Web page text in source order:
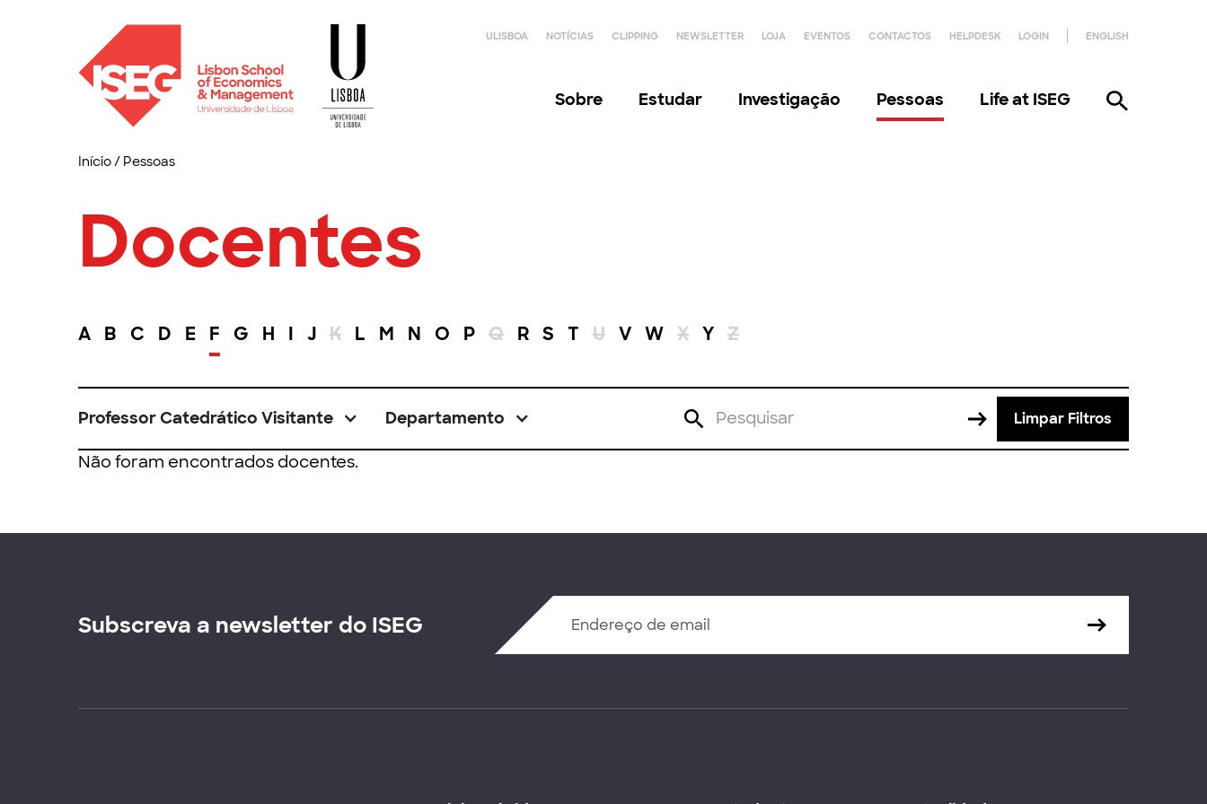
ULISBOA NOTÍCIAS CLIPPING NEWSLETTER LOJA EVENTOS CONTACTOS HELPDESK LOGIN ENGLISH
Sobre Estudar Investigação Pessoas Life at ISEG
Início/ Pessoas
Docentes
A B C D E F G H I J K L M N O P Q R S T U V W X Y Z
Professor Catedrático Visitante Departamento Limpar Filtros
Não foram encontrados docentes.
Subscreva a newsletter do ISEG